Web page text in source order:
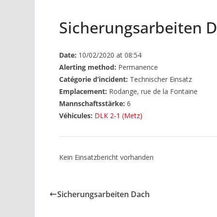
Sicherungsarbeiten
Date: 10/02/2020 at 08:54
Alerting method: Permanence
Catégorie d’incident: Technischer Einsatz
Emplacement: Rodange, rue de la Fontaine
Mannschaftsstärke: 6
Véhicules: DLK 2-1 (Metz)
Kein Einsatzbericht vorhanden
Sicherungsarbeiten Dach